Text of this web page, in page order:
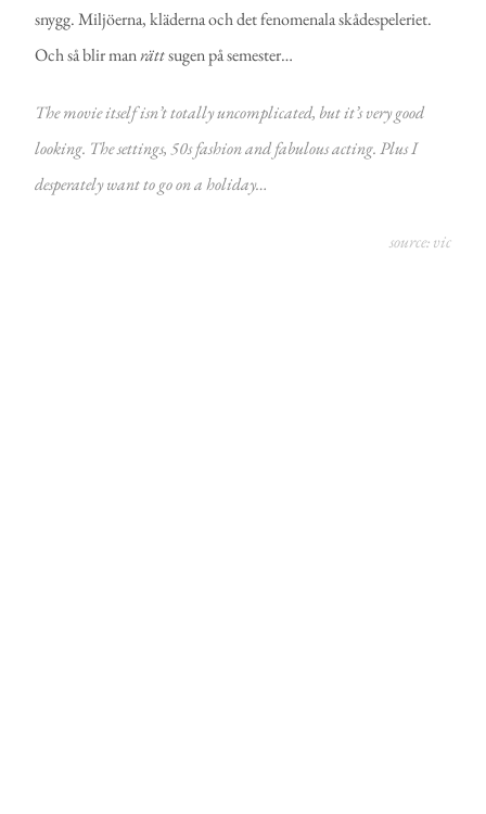
snygg. Miljöerna, kläderna och det fenomenala skådespeleriet.
Och så blir manrättsugen på semester…
The movie itself isn’t totally uncomplicated, but it’s very good
looking. The settings, 50s fashion and fabulous acting. Plus I
desperately want to go on a holiday…
source:vic